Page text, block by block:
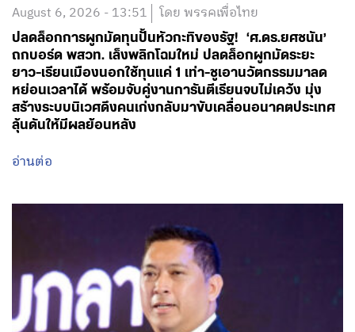
August 6, 2026 - 13:51 โดย พรรคเพื่อไทย
ปลดล็อกการผูกมัดทุนปั้นหัวกะทิของรัฐ! ‘ศ.ดร.ยศชนัน’
ถกบอร์ด พสวท. เล็งพลิกโฉมใหม่ ปลดล็อกผูกมัดระยะ
ยาว-เรียนเมืองนอกใช้ทุนแค่ 1 เท่า-ชูเอานวัตกรรมมาลด
หย่อนเวลาได้ พร้อมจับคู่งานการันตีเรียนจบไม่เคว้ง มุ่ง
สร้างระบบนิเวศดึงคนเก่งกลับมาขับเคลื่อนอนาคตประเทศ
ลุ้นดันให้มีผลย้อนหลัง
อ่านต่อ